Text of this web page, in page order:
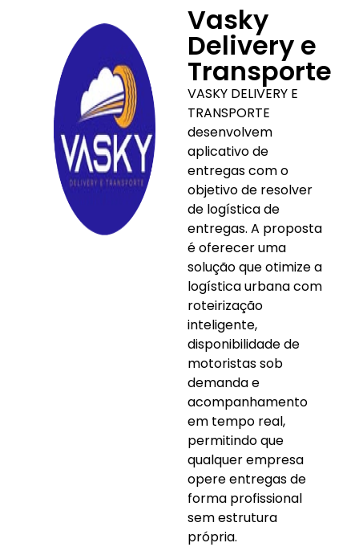
Vasky
Delivery e
Transporte
VASKY DELIVERY E
TRANSPORTE
desenvolvem
aplicativo de
entregas com o
objetivo de resolver
de logística de
entregas. A proposta
é oferecer uma
solução que otimize a
logística urbana com
roteirização
inteligente,
disponibilidade de
motoristas sob
demanda e
acompanhamento
em tempo real,
permitindo que
qualquer empresa
opere entregas de
forma profissional
sem estrutura
própria.